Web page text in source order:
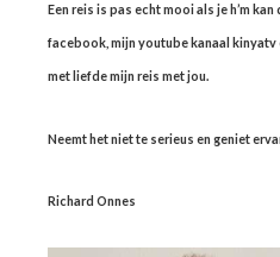
Een reis is pas echt mooi als je h’m
facebook, mijn youtube kanaal
met liefde mijn reis met jou.
Neemt het niet te serieus en geniet
Richard Onnes